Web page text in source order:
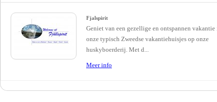
Fjalspirit
Geniet van een gezellige en ontspannen vakantie
onze typisch Zweedse vakantiehuisjes op onze
huskyboerderij. Met d...
Meer info